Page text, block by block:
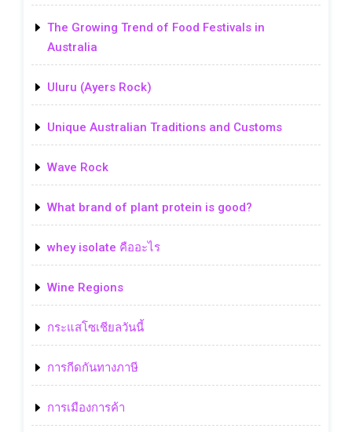
The Growing Trend of Food Festivals in
Australia
Uluru (Ayers Rock)
Unique Australian Traditions and Customs
Wave Rock
What brand of plant protein is good?
whey isolate คืออะไร
Wine Regions
กระแสโซเชียลวันนี้
การกีดกันทางภาษี
การเมืองการค้า